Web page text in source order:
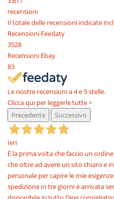
recensioni
Il totale delle recensioni indicate
Recensioni Feedaty
3528
Recensioni Ebay
83
Le nostre recensioni a 4 e 5 stelle.
Clicca qui per leggerle tutte >
Precedente
Successivo
Ieri
È la prima volta che faccio un
che oltre ad avere un sito chiaro e
personale per capire le mie
spedizione in tre giorni è arrivata